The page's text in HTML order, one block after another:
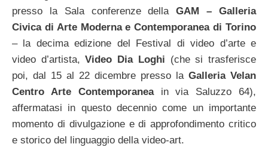
presso la Sala conferenze dellaGAM – Galleria
Civica di Arte Moderna e Contemporanea di Torino
– la decima edizione del Festival di video d’arte e
video d’artista,Video Dia Loghi (che si trasferisce
poi, dal 15 al 22 dicembre presso la Galleria Velan
Centro Arte Contemporaneain via Saluzzo 64),
affermatasi in questo decennio come un importante
momento di divulgazione e di approfondimento critico
e storico del linguaggio della video-art.